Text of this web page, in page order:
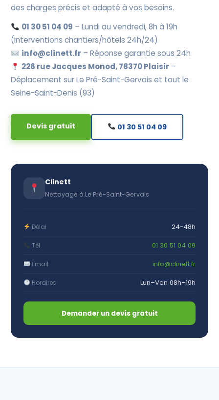
des charges précis et adapté à vos besoins.
01 30 51 04 09 – Lundi au vendredi, 8h à 19h
(interventions chantiers/hôtels 24h/24)
info@clinett.fr– Réponse garantie sous 24h
226 rue Jacques Monod, 78370 Plaisir–
Déplacement sur Le Pré-Saint-Gervais et tout le
Seine-Saint-Denis (93)
Devis gratuit 01 30 51 04 09
Clinett
Nettoyage à Le Pré-Saint-Gervais
Délai 24-48h
Tél 01 30 51 04 09
Email info@clinett.fr
Horaires Lun–Ven 08h–19h
Demander un devis gratuit